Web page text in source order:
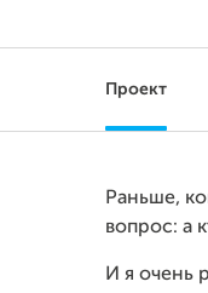
Проект
Раньше,
вопрос: а
И я очень